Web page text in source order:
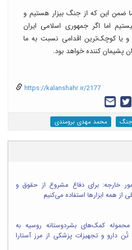
ضمن این که از جنگ بیزار هستیم و
اما اگر جمهوری اسلامی ایران
یا کوچک‌ترین اقدامی نسبت به ما
پشیمان کننده خواهد بود.
https://kalanshahr.ir/2177
جنگ محمد مهدی برومندی
خارجه: برای دفاع مشروع از حقوق و
از همه ابزارها استفاده می‌کنیم
کمک‌های بشردوستانه روسیه به
ایران؛ ۱۱ تُن دارو و تجهیزات پزشکی از مرز آستارا